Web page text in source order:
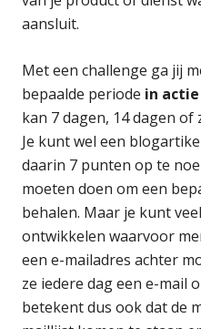
aansluit.
Met een challenge ga jij
bepaalde periode in
kan 7 dagen, 14 dagen of
Je kunt wel een
daarin 7 punten op te
moeten doen om een
behalen. Maar je kunt
ontwikkelen waarvoor
een e-mailadres achter
ze iedere dag een e-mail
betekent dus ook dat de